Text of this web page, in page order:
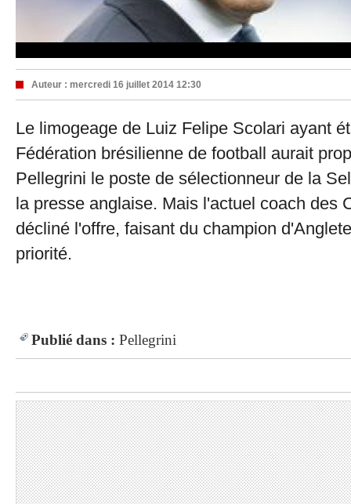
Auteur : mercredi 16 juillet 2014 12:30
Le limogeage de Luiz Felipe Scolari ayant
Fédération brésilienne de football aurait
Pellegrini le poste de sélectionneur de la
la presse anglaise. Mais l'actuel coach des
décliné l'offre, faisant du champion
priorité.
Publié dans : Pellegrini